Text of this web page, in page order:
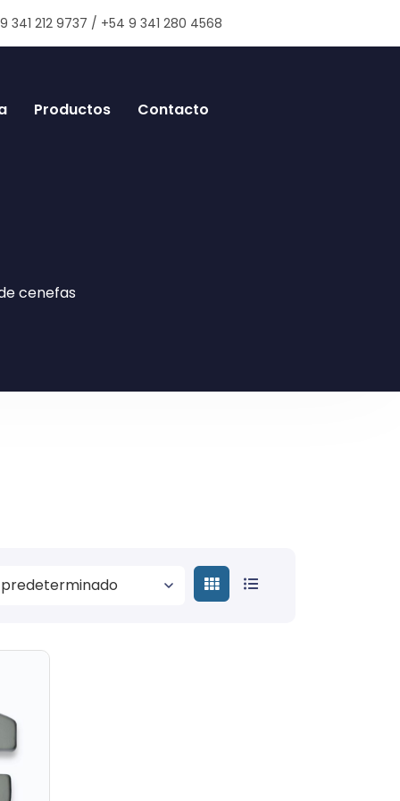
341 212 9737 / +54 9 341 280 4568
Productos Contacto
cenefas